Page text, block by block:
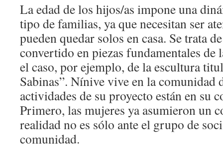
La edad de los hijos/as impone una
tipo de familias, ya que necesitan ser
pueden quedar solos en casa. Se trata
convertido en piezas fundamentales
el caso, por ejemplo, de la escultura
Sabinas”. Nínive vive en la comunidad
actividades de su proyecto están en su
Primero, las mujeres ya asumieron un
realidad no es sólo ante el grupo de
comunidad.